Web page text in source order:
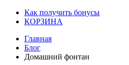
Как получить бонусы
КОРЗИНА
Главная
Блог
Домашний фонтан